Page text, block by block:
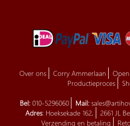
Over ons Corry Ammerlaan
Productieproces
Bel: 010-5296060 Mail:
Adres: Hoeksekade 162, 2661 JL
Verzending en betaling